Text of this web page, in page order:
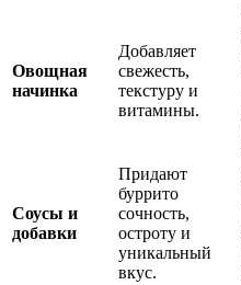
Овощная
начинка
Добавляет
свежесть,
текстуру и
витамины.
Соусы и
добавки
Придают
буррито
сочность,
остроту и
уникальный
вкус.